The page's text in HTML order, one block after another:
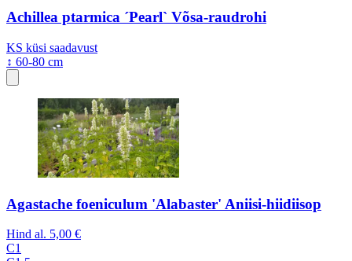
Achillea ptarmica ´Pearl` Võsa-raudrohi
KS küsi saadavust
↕ 60-80 cm
Agastache foeniculum 'Alabaster' Aniisi-hiidiisop
Hind al. 5,00 €
C1